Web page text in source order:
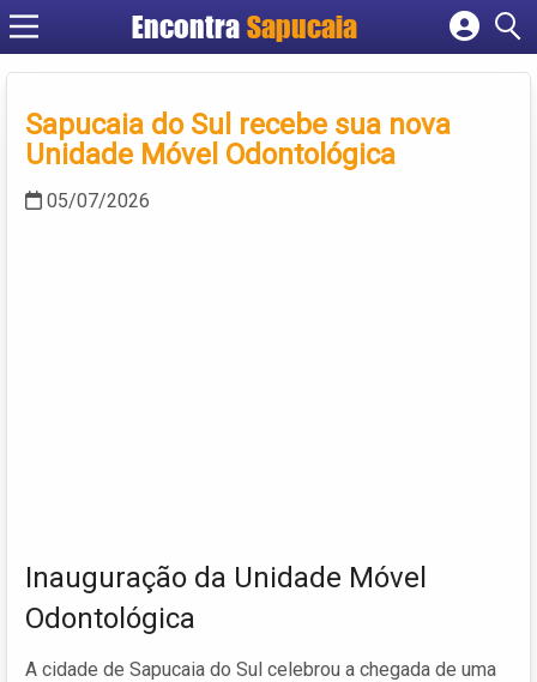
Encontra
Cadastrar empresa
Criar conta
Sapucaia do Sul recebe sua nova
Unidade Móvel Odontológica
05/07/2026
Inauguração da Unidade Móvel
Odontológica
A cidade de Sapucaia do Sul celebrou a chegada de uma